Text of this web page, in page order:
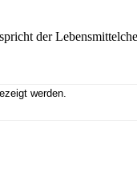
der
werden.